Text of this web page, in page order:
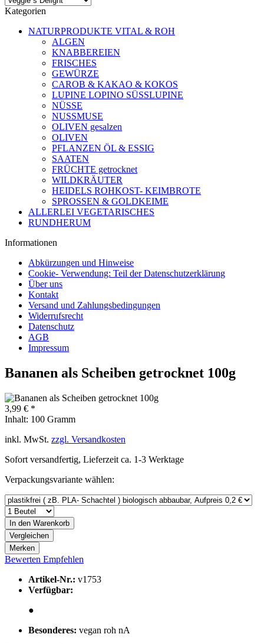
Kategorien
NATURPRODUKTE VITAL & ROH
ALGEN
KNABBEREIEN
FRISCHES
GEWÜRZE
CAROB & KAKAO & KOKOS
LUPINE LOPINO SÜSSLUPINE
NÜSSE
NUSSMUSE
OLIVEN gesalzen
OLIVEN
PFLANZEN ÖL & ESSIG
SAATEN
FRÜCHTE getrocknet
WILDKRÄUTER
HEIDELS ROHKOST- KEIMBROTE
SPROSSEN & GOLDKEIME
ALLERLEI VEGETARISCHES
RUNDHERUM
Informationen
Abkürzungen und Hinweise
Cookie- Verwendung: Teil der Datenschutzerklärung
Über uns
Kontakt
Versand und Zahlungsbedingungen
Widerrufsrecht
Datenschutz
AGB
Impressum
Bananen als Scheiben getrocknet 100g
3,99 € *
Inhalt: 100 Gramm
inkl. MwSt. zzgl. Versandkosten
Sofort versandfertig, Lieferzeit ca. 1-3 Werktage
Verpackungsvariante wählen:
In den Warenkorb
Vergleichen
Merken
Bewerten Empfehlen
Artikel-Nr.: v1753
Verfügbar:
●
Besonderes: vegan roh nA